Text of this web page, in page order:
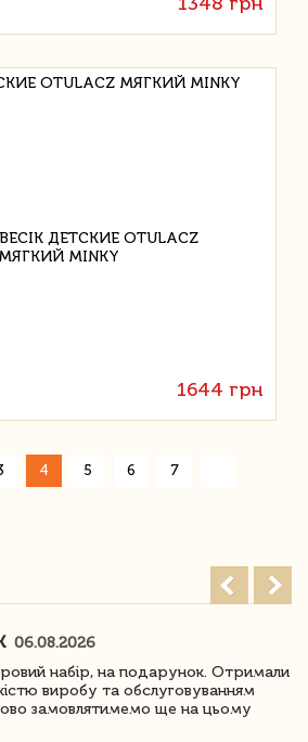
OTULACZ МЯГКИЙ MINKY
1644 грн
4 5 6 7
06.08.2026
набір, на подарунок. Отримали
виробу та обслуговуванням
замовлятимемо ще на цьому